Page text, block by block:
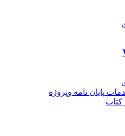
پایان نامه وپروژه
کتاب